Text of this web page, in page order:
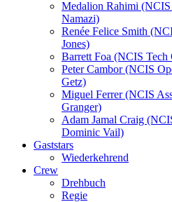
Medalion Rahimi (NCIS
Namazi)
Renée Felice Smith
Jones)
Barrett Foa (NCIS Tech
Peter Cambor (NCIS
Getz)
Miguel Ferrer (NCIS
Granger)
Adam Jamal Craig
Dominic Vail)
Gaststars
Wiederkehrend
Crew
Drehbuch
Regie